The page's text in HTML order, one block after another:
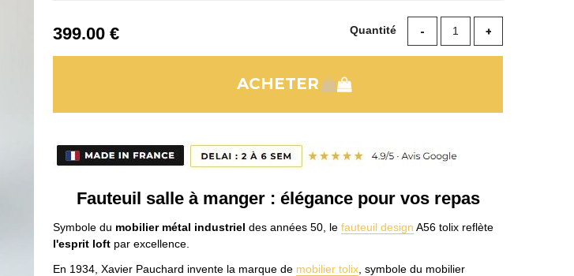
399.00€ Quantité
Fauteuil salle à manger : élégance pour vos repas
Symbole du mobilier métal industriel des années 50, le fauteuil design A56 tolix reflète
l'esprit loftpar excellence.
En 1934, Xavier Pauchard invente la marque de mobilier tolix, symbole du mobilier